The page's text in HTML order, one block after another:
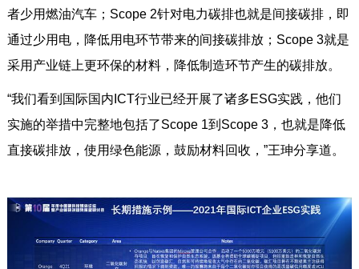
者少用燃油汽车；Scope 2针对电力碳排也就是间接碳排，即
通过少用电，降低用电环节带来的间接碳排放；Scope 3就是
采用产业链上更环保的材料，降低制造环节产生的碳排放。
“我们看到国际国内ICT行业已经开展了诸多ESG实践，他们
实施的举措中完整地包括了Scope 1到Scope 3，也就是降低
直接碳排放，使用绿色能源，鼓励材料回收，”王珅分享道。